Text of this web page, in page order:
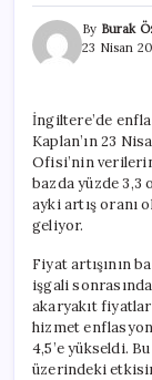
By Burak
23 Nisan
İngiltere’de
Kaplan’ın 23
Ofisi’nin
bazda yüzde 3,3
ayki artış oranı
geliyor.
Fiyat artışının
işgali
akaryakıt
hizmet
4,5’e yükseldi.
üzerindeki